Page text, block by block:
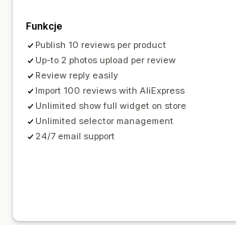
Wyskakujące okienka
Funkcje
Publish 10 reviews per product
Up-to 2 photos upload per review
Review reply easily
Import 100 reviews with AliExpress
Unlimited show full widget on store
Unlimited selector management
24/7 email support